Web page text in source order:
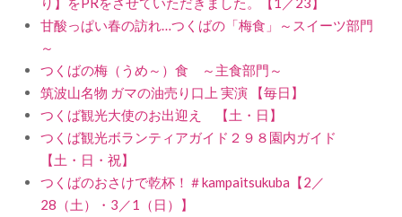
甘酸っぱい春の訪れ…つくばの「梅食」～スイーツ部門
～
つくばの梅（うめ～）食 ～主食部門～
筑波山名物 ガマの油売り口上 実演 【毎日】
つくば観光大使のお出迎え 【土・日】
つくば観光ボランティアガイド２９８園内ガイド
【土・日・祝】
つくばのおさけで乾杯！＃kampaitsukuba【2／
28（土）・3／1（日）】